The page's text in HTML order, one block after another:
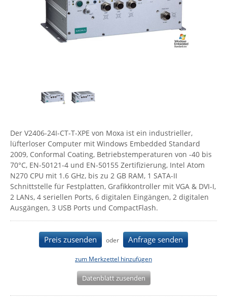
Energiemessung
Energieverteilung
IP, WLAN & GSM Sensorik
IoT - Internet of Things
IPC, Industrielle Netzwerktechnik & WLAN
IT Netzwerktechnik / Kommunikation
Comet System
CompleTech
Contemporary Controls
Gefen
Gude
Guntermann & Drunck
High Sec Labs
HW group
Icron
IEC Lock
Kramer Electronics
Der V2406-24I-CT-T-XPE von Moxa ist ein industrieller,
lüfterloser Computer mit Windows Embedded Standard
2009, Conformal Coating, Betriebstemperaturen von -40 bis
70°C, EN-50121-4 und EN-50155 Zertifizierung, Intel Atom
N270 CPU mit 1.6 GHz, bis zu 2 GB RAM, 1 SATA-II
Schnittstelle für Festplatten, Grafikkontroller mit VGA & DVI-I,
2 LANs, 4 seriellen Ports, 6 digitalen Eingängen, 2 digitalen
Ausgängen, 3 USB Ports und CompactFlash.
Preis zusenden oder Anfrage senden
zum Merkzettel hinzufügen
Datenblatt zusenden